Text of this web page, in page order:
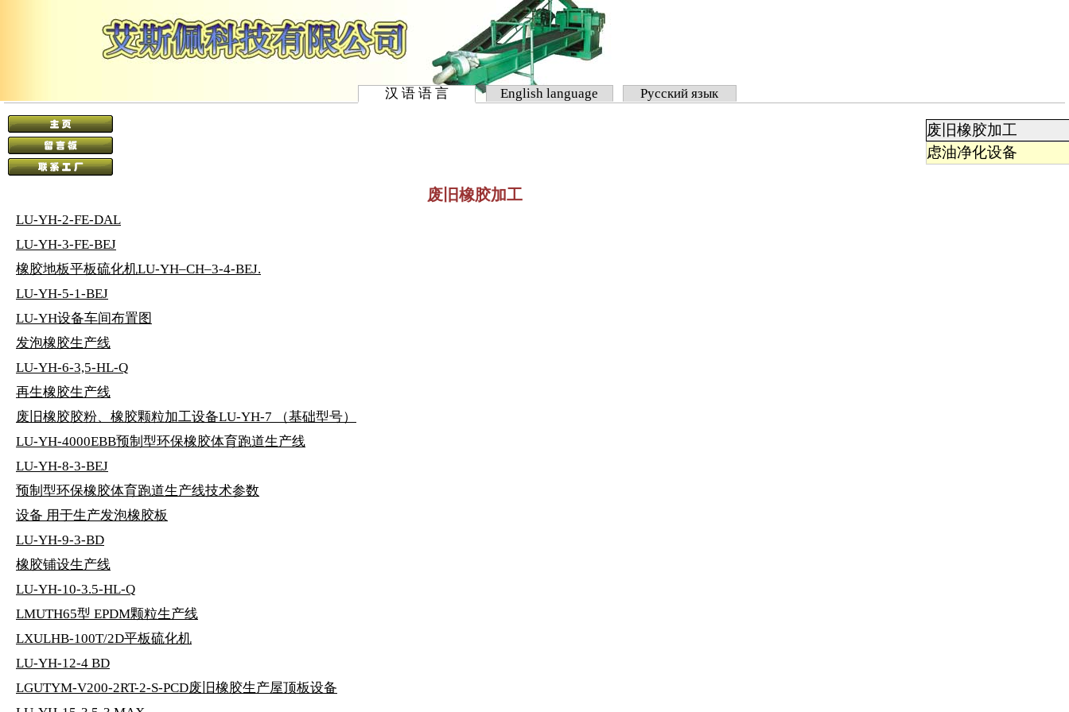
汉 语 语 言 English language Русский язык
废旧橡胶加工
虑油净化设备
废旧橡胶加工
LU-YH-2-FE-DAL
LU-YH-3-FE-BEJ
橡胶地板平板硫化机LU-YH–CH–3-4-BEJ.
LU-YH-5-1-BEJ
LU-YH设备车间布置图
发泡橡胶生产线
LU-YH-6-3,5-HL-Q
再生橡胶生产线
废旧橡胶胶粉、橡胶颗粒加工设备LU-YH-7 （基础型号）
LU-YH-4000EBB预制型环保橡胶体育跑道生产线
LU-YH-8-3-BEJ
预制型环保橡胶体育跑道生产线技术参数
设备 用于生产发泡橡胶板
LU-YH-9-3-BD
橡胶铺设生产线
LU-YH-10-3.5-HL-Q
LMUTH65型 EPDM颗粒生产线
LXULHB-100T/2D平板硫化机
LU-YH-12-4 BD
LGUTYM-V200-2RT-2-S-PCD废旧橡胶生产屋顶板设备